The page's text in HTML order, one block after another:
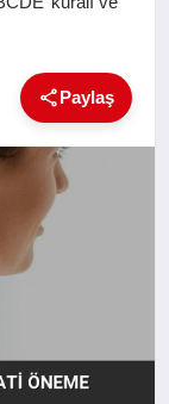
Paylaş